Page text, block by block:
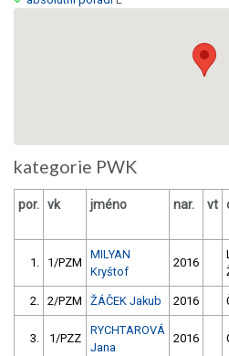
kategorie PWK
por. vk jméno nar. vt
1. 1/PZM
MILYAN
Kryštof
2016
2. 2/PZM ŽÁČEK Jakub 2016
3. 1/PZZ
RYCHTAROVÁ
Jana
2016